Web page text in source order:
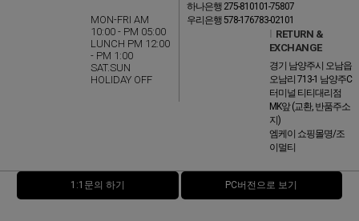
MON-FRI AM
10:00 - PM 05:00
LUNCH PM 12:00
- PM 1:00
SAT.SUN
HOLIDAY OFF
하나은행 275-810101-75807
우리은행 578-176783-02101
RETURN &
EXCHANGE
경기 남양주시 오남읍
오남리 713-1 남양주C
터미널 티티대리점
MK앞 (교환, 반품주소
지)
엠케이 쇼핑몰명/조
이멀티
1:1문의 하기 PC버전으로 보기